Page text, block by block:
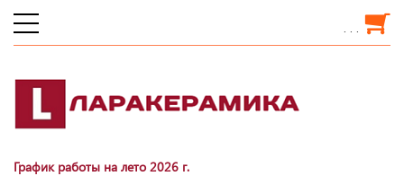
. . .
График работы на лето 2026 г.